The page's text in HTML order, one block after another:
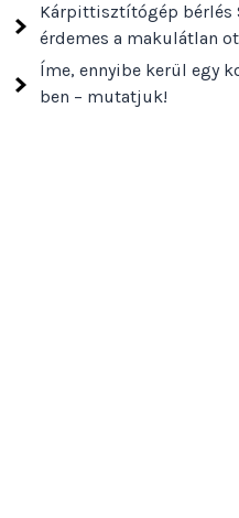
Kárpittisztítógép bérlés
érdemes a makulátlan
Íme, ennyibe kerül egy
ben – mutatjuk!